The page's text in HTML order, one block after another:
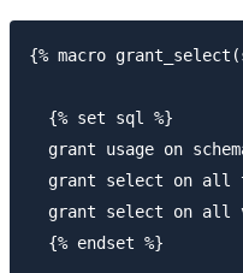
{% macro
  {% set sql %}
grant usage on
grant select on all
grant select on all
  {% endset %}